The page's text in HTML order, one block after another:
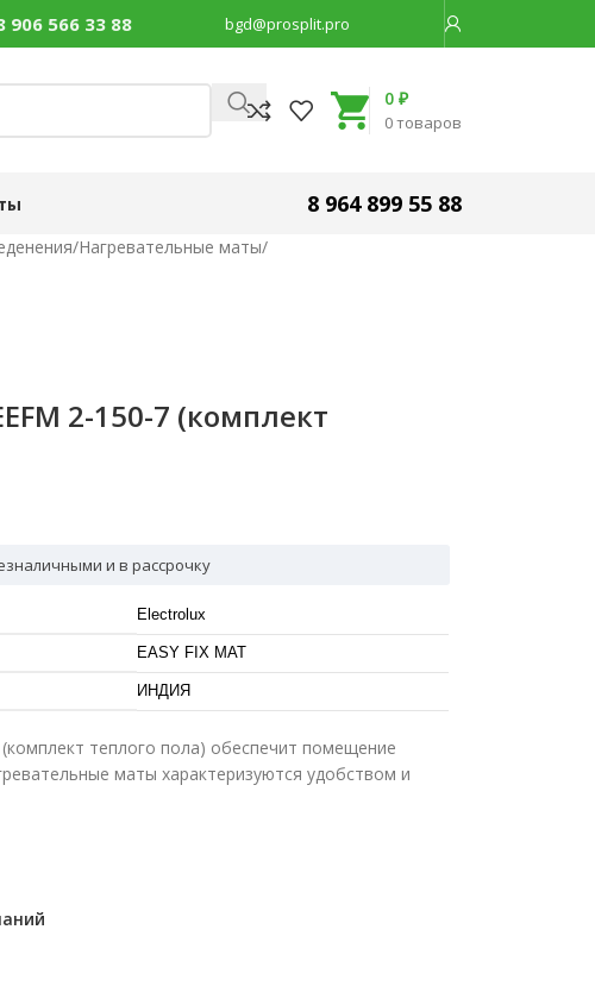
906 566 33 88 bgd@prosplit.pro
0товаров
0 ₽
8 964 899 55 88
/Нагревательные маты/
2-150-7 (комплект
и в рассрочку
Electrolux
EASY FIX MAT
ИНДИЯ
(комплект теплого пола) обеспечит помещение
маты характеризуются удобством и